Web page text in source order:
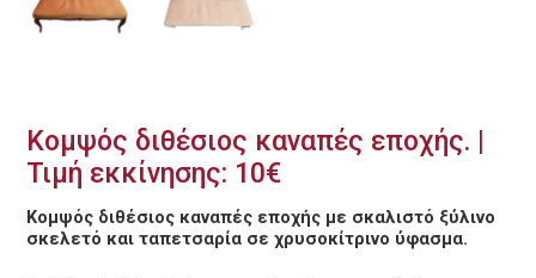
Κομψός διθέσιος καναπές εποχής. |
Τιμή εκκίνησης: 10€
Κομψός διθέσιος καναπές εποχής με σκαλιστό ξύλινο
σκελετό και ταπετσαρία σε χρυσοκίτρινο ύφασμα.